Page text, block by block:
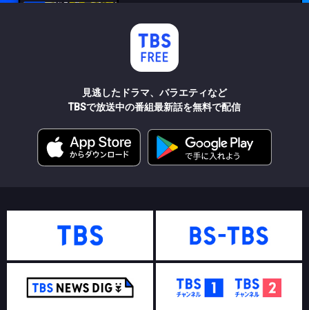
見逃したドラマ、バラエティなど
TBSで放送中の番組最新話を無料で配信